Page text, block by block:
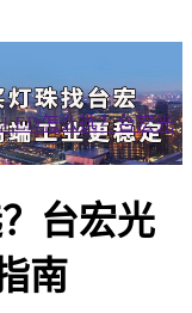
怎么选？台宏光
台宏光
南